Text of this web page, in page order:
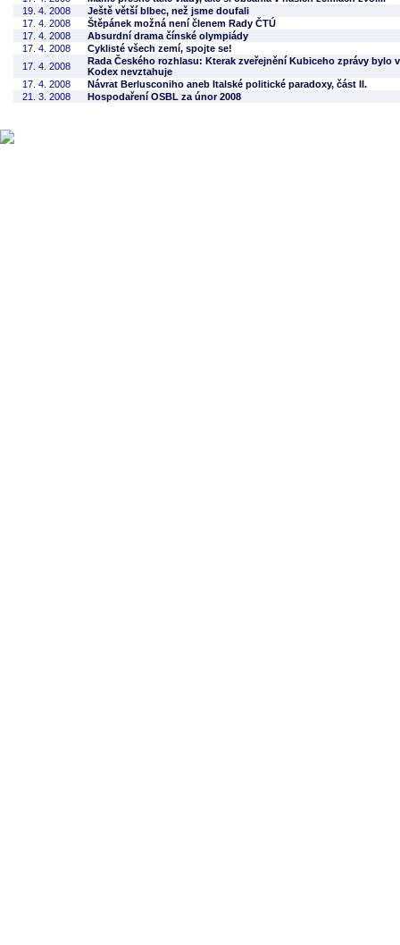
19. 4. 2008
Ještě větší blbec, než jsme doufali
17. 4. 2008
Štěpánek možná není členem Rady ČTÚ
17. 4. 2008
Absurdní drama čínské olympiády
17. 4. 2008
Cyklisté všech zemí, spojte se!
17. 4. 2008
Rada Českého rozhlasu: Kterak zveřejnění Kubiceho zprávy bylo
Kodex nevztahuje
17. 4. 2008
Návrat Berlusconiho aneb Italské politické paradoxy, část II.
21. 3. 2008
Hospodaření OSBL za únor 2008